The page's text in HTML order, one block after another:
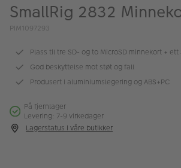
Kampanjer
Merker
Fotokurs
SmallRig 2832
PIM1097293
Plass til tre SD- og to MicroSD minnekort + ett
God beskyttelse mot støt og fall
Produsert i aluminiumslegering og ABS+PC
På fjernlager
Levering: 7-9 virkedager
Lagerstatus i våre butikker